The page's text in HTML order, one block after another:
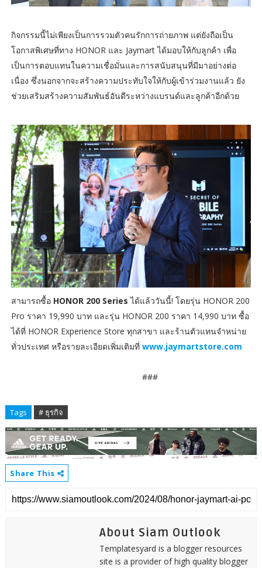
กิจกรรมนี้ไม่เพียงเป็นการรวมตัวคนรักการถ่ายภาพ แต่ยังถือเป็น
โอกาสพิเศษที่ทาง HONOR และ Jaymart ได้มอบให้กับลูกค้า เพื่อ
เป็นการตอบแทนในความเชื่อมั่นและการสนับสนุนที่มีมาอย่างต่อ
เนื่อง ซึ่งนอกจากจะสร้างความประทับใจให้กับผู้เข้าร่วมงานแล้ว ยัง
ช่วยเสริมสร้างความสัมพันธ์อันดีระหว่างแบรนด์และลูกค้าอีกด้วย
สามารถซื้อ HONOR 200 Series ได้แล้ววันนี้! โดยรุ่น HONOR 200
Pro ราคา 19,990 บาท และรุ่น HONOR 200 ราคา 14,990 บาท ซื้อ
ได้ที่ HONOR Experience Store ทุกสาขา และร้านตัวแทนจำหน่าย
ทั่วประเทศ หรือรายละเอียดเพิ่มเติมที่ www.jaymartstore.com
###
Tags # ธุรกิจ
Share This
About Siam Outlook
Templatesyard is a blogger resources
site is a provider of high quality blogger